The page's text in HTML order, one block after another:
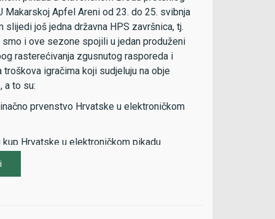
Makarskoj Apfel Areni od 23. do 25. svibnja
slijedi još jedna državna HPS završnica, tj.
i ove sezone spojili u jedan produženi
rasterećivanja zgusnutog rasporeda i
troškova igračima koji sudjeluju na obje
a to su:
prvenstvo Hrvatske u elektroničkom
kup Hrvatske u elektroničkom pikadu
i satnica po danima: